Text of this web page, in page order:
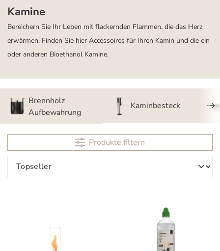
Kamine
Bereichern Sie Ihr Leben mit flackernden Flammen, die das Herz
erwärmen. Finden Sie hier Accessoires für Ihren Kamin und die ein
oder anderen Bioethanol Kamine.
Brennholz
Aufbewahrung
Kaminbesteck
Produkte filtern